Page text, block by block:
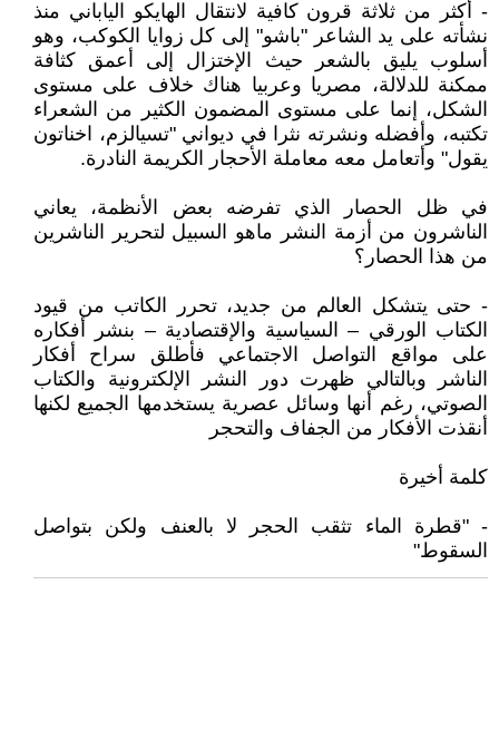
- أكثر من ثلاثة قرون كافية لانتقال الهايكو الياباني منذ
نشأته على يد الشاعر "باشو" إلى كل زوايا الكوكب، وهو
أسلوب يليق بالشعر حيث الإختزال إلى أعمق كثافة
ممكنة للدلالة، مصريا وعربيا هناك خلاف على مستوى
الشكل، إنما على مستوى المضمون الكثير من الشعراء
تكتبه، وأفضله ونشرته نثرا في ديواني "تسيالزم، اخناتون
يقول" وأتعامل معه معاملة الأحجار الكريمة النادرة.
في ظل الحصار الذي تفرضه بعض الأنظمة، يعاني
الناشرون من أزمة النشر ماهو السبيل لتحرير الناشرين
من هذا الحصار؟
- حتى يتشكل العالم من جديد، تحرر الكاتب من قيود
الكتاب الورقي – السياسية والإقتصادية – بنشر أفكاره
على مواقع التواصل الاجتماعي فأطلق سراح أفكار
الناشر وبالتالي ظهرت دور النشر الإلكترونية والكتاب
الصوتي، رغم أنها وسائل عصرية يستخدمها الجميع لكنها
أنقذت الأفكار من الجفاف والتحجر
كلمة أخيرة
- "قطرة الماء تثقب الحجر لا بالعنف ولكن بتواصل
السقوط"